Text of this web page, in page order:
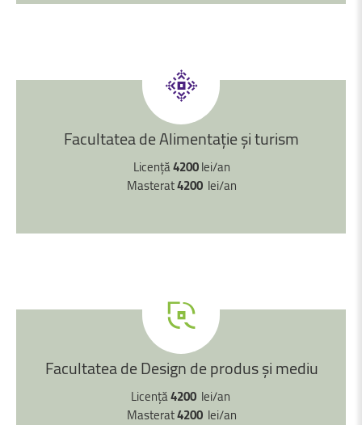
FacultateadeAlimentațieșiturism
Licență4200lei/an
Masterat4200lei/an
FacultateadeDesigndeprodusșimediu
Licență4200 lei/an
Masterat4200lei/an